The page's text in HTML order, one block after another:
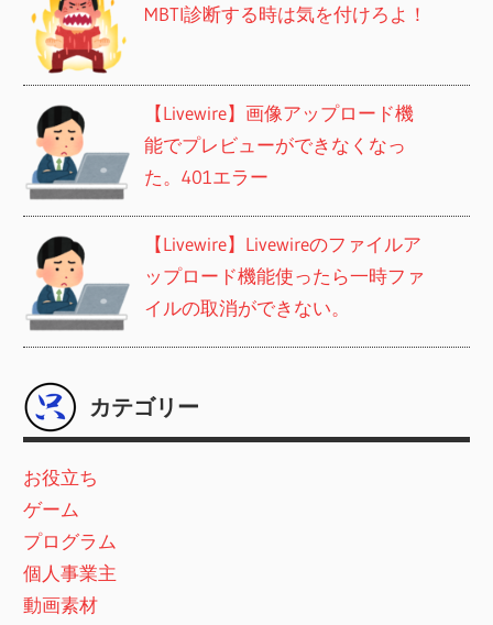
MBTI診断する時は気を付けろよ！
【Livewire】画像アップロード機
能でプレビューができなくなっ
た。401エラー
【Livewire】Livewireのファイルア
ップロード機能使ったら一時ファ
イルの取消ができない。
カテゴリー
お役立ち
ゲーム
プログラム
個人事業主
動画素材